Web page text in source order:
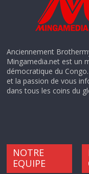
Anciennement
Mingamedia.net est un
démocratique du
et la passion de vous
dans tous les coins du
NOTRE
EQUIPE